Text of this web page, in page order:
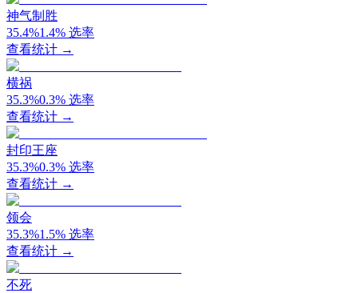
神气制胜
35.4%1.4% 选率
查看统计 →
横祸
35.3%0.3% 选率
查看统计 →
封印王座
35.3%0.3% 选率
查看统计 →
领会
35.3%1.5% 选率
查看统计 →
不死